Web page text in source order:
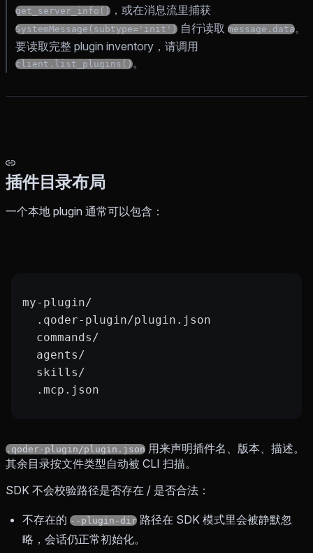
get_server_info() ，或在消息流里捕获
SystemMessage(subtype='init') 自行读取 message.data。
要读取完整 plugin inventory，请调用
client.list_plugins()。
插件目录布局
一个本地 plugin 通常可以包含：
my-plugin/
  .qoder-plugin/plugin.json
  commands/
  agents/
  skills/
  .mcp.json
.qoder-plugin/plugin.json 用来声明插件名、版本、描述。
其余目录按文件类型自动被 CLI 扫描。
SDK 不会校验路径是否存在 / 是否合法：
不存在的 --plugin-dir 路径在 SDK 模式里会被静默忽
略，会话仍正常初始化。